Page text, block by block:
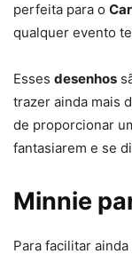
perfeita para o
qualquer evento
Esses desenhos
trazer ainda mais
de proporcionar
fantasiarem e se
Minnie
Para facilitar